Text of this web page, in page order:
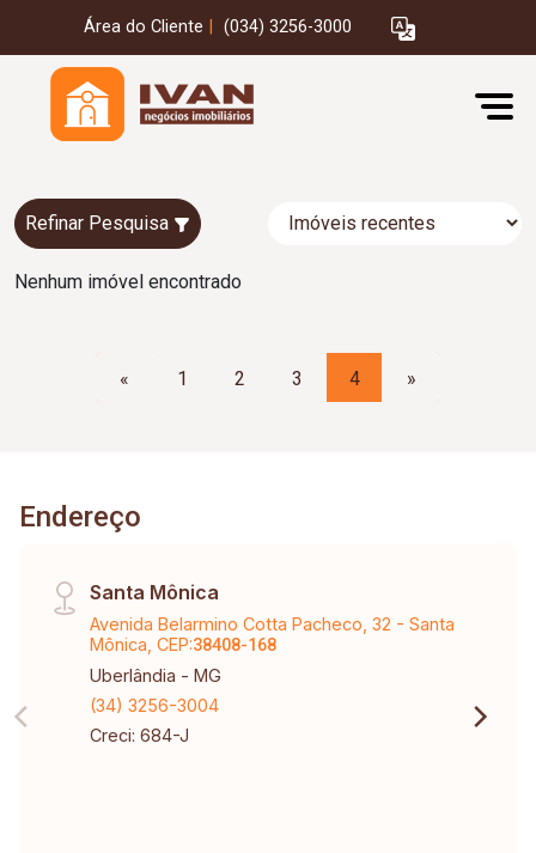
Área do Cliente (034) 3256-3000
Refinar Pesquisa
Nenhum imóvel encontrado
« 1 2 3 4 »
Endereço
Santa Mônica
Avenida Belarmino Cotta Pacheco, 32 - Santa
Mônica, CEP:38408-168
Uberlândia - MG
(34) 3256-3004
Creci: 684-J